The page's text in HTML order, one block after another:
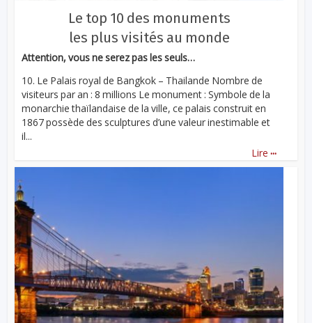
Le top 10 des monuments
les plus visités au monde
Attention, vous ne serez pas les seuls…
10. Le Palais royal de Bangkok – Thailande Nombre de
visiteurs par an : 8 millions Le monument : Symbole de la
monarchie thaïlandaise de la ville, ce palais construit en
1867 possède des sculptures d’une valeur inestimable et
il...
Lire ...